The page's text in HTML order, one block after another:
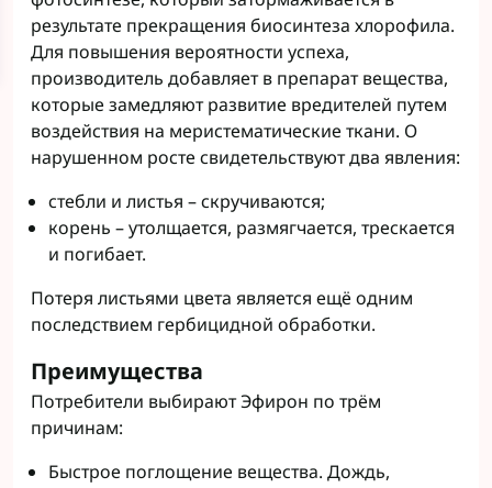
результате прекращения биосинтеза хлорофила.
Для повышения вероятности успеха,
производитель добавляет в препарат вещества,
которые замедляют развитие вредителей путем
воздействия на меристематические ткани. О
нарушенном росте свидетельствуют два явления:
стебли и листья – скручиваются;
корень – утолщается, размягчается, трескается
и погибает.
Потеря листьями цвета является ещё одним
последствием гербицидной обработки.
Преимущества
Потребители выбирают Эфирон по трём
причинам:
Быстрое поглощение вещества. Дождь,